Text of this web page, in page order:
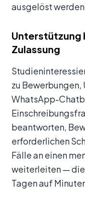
ausgelöst
Unterstützung
Zulassung
zu Bewerbungen,
WhatsApp-
beantworten,
erforderlichen
Fälle an einen
weiterleiten — die
Tagen auf